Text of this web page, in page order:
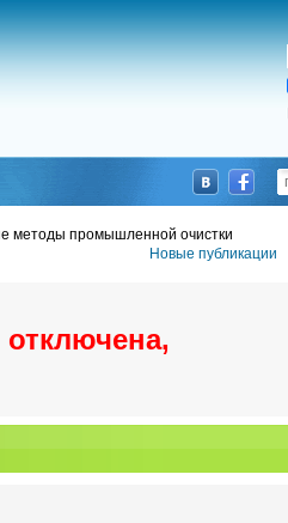
методы промышленной очистки
Новые публикации